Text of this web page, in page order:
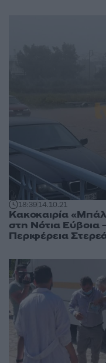
18:3914.10.21
Κακοκαιρία
στη Νότια Εύβοια
Περιφέρεια